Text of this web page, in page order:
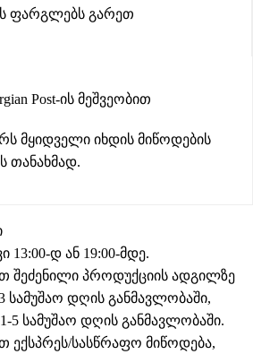
ფარგლებს გარეთ
Post-ის მეშვეობით
მყიდველი იხდის მიწოდების
თანახმად.​
13:00-დ ან 19:00-მდე.
შეძენილი პროდუქციის ადგილზე
სამუშაო დღის განმავლობაში,
5 სამუშაო დღის განმავლობაში.
ექსპრეს/სასწრაფო მიწოდება,